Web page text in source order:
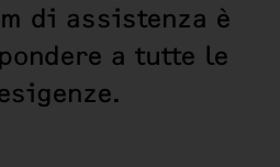
di assistenza è
a tutte le